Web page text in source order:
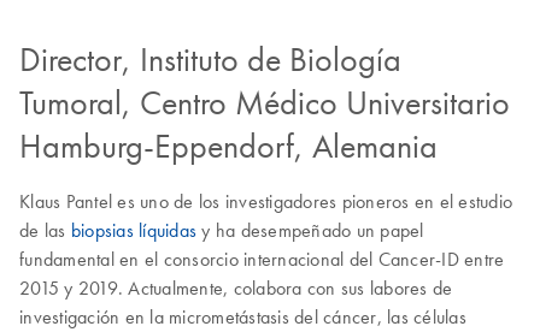
Director, Instituto de Biología
Tumoral, Centro Médico Universitario
Hamburg-Eppendorf, Alemania
Klaus Pantel es uno de los investigadores pioneros en el estudio
de las biopsias líquidas y ha desempeñado un papel
fundamental en el consorcio internacional del Cancer-ID entre
2015 y 2019. Actualmente, colabora con sus labores de
investigación en la micrometástasis del cáncer, las células